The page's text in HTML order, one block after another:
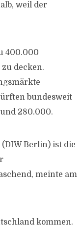
weil der
400.000
decken.
bundesweit
280.000.
Berlin) ist die
meinte am
kommen.